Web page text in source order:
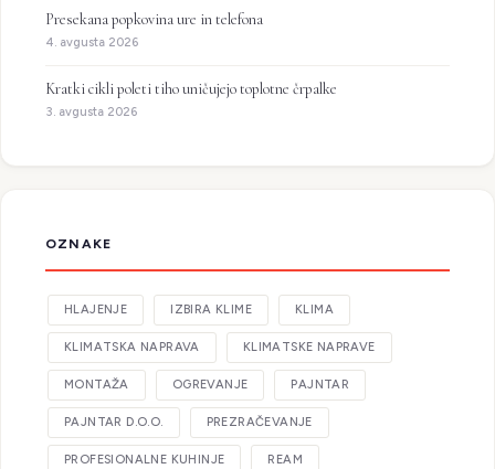
Presekana popkovina ure in telefona
4. avgusta 2026
Kratki cikli poleti tiho uničujejo toplotne črpalke
3. avgusta 2026
OZNAKE
HLAJENJE IZBIRA KLIME KLIMA
KLIMATSKA NAPRAVA KLIMATSKE NAPRAVE
MONTAŽA OGREVANJE PAJNTAR
PAJNTAR D.O.O. PREZRAČEVANJE
PROFESIONALNE KUHINJE REAM